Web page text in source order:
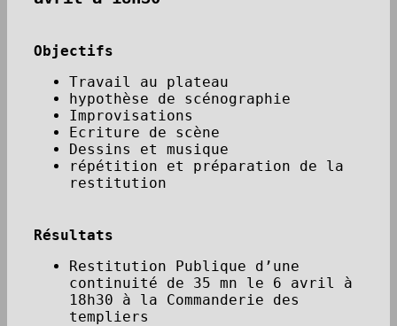
Objectifs
Travail au plateau
hypothèse de scénographie
Improvisations
Ecriture de scène
Dessins et musique
répétition et préparation de la
restitution
Résultats
Restitution Publique d’une
continuité de 35 mn le 6 avril à
18h30 à la Commanderie des
templiers